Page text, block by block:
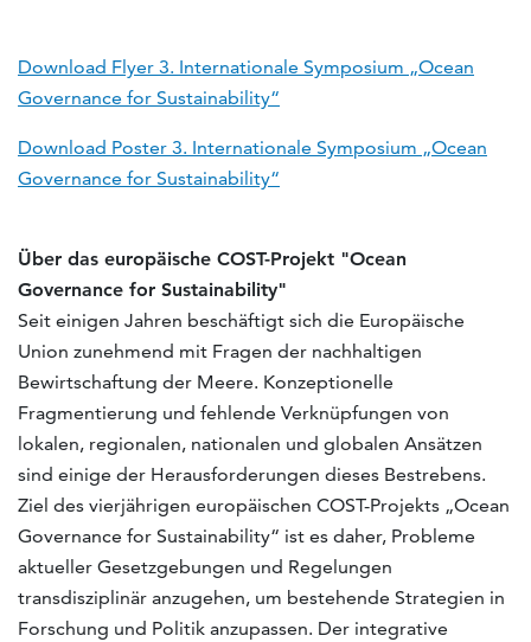
Download Flyer 3. Internationale Symposium „Ocean
Governance for Sustainability“
Download Poster 3. Internationale Symposium „Ocean
Governance for Sustainability“
Über das europäische COST-Projekt "Ocean
Governance for Sustainability"
Seit einigen Jahren beschäftigt sich die Europäische
Union zunehmend mit Fragen der nachhaltigen
Bewirtschaftung der Meere. Konzeptionelle
Fragmentierung und fehlende Verknüpfungen von
lokalen, regionalen, nationalen und globalen Ansätzen
sind einige der Herausforderungen dieses Bestrebens.
Ziel des vierjährigen europäischen COST-Projekts „Ocean
Governance for Sustainability“ ist es daher, Probleme
aktueller Gesetzgebungen und Regelungen
transdisziplinär anzugehen, um bestehende Strategien in
Forschung und Politik anzupassen. Der integrative